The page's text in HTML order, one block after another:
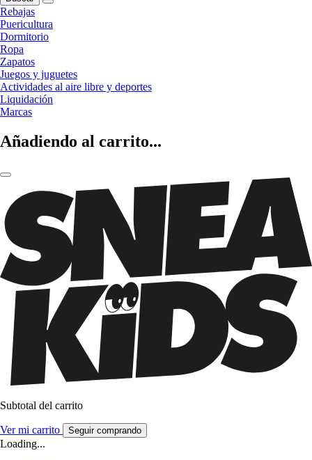
Rebajas
Puericultura
Dormitorio
Ropa
Zapatos
Juegos y juguetes
Actividades al aire libre y deportes
Liquidación
Marcas
Añadiendo al carrito...
Subtotal del carrito
Ver mi carrito Seguir comprando
Loading...